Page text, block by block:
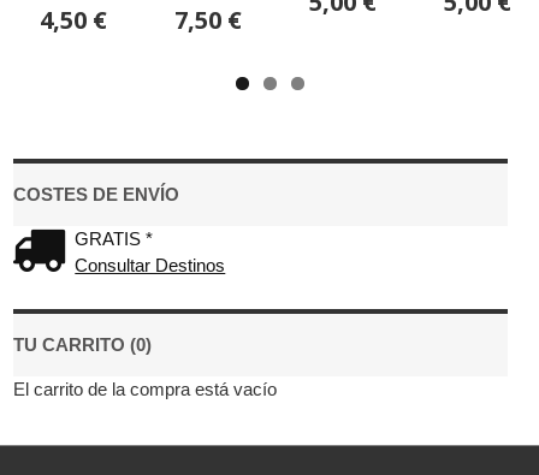
COSTES DE ENVÍO
GRATIS *
Consultar Destinos
TU CARRITO (0)
El carrito de la compra está vacío
4,50 € 7,50 €